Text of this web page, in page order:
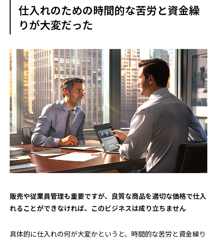
仕入れのための時間的な苦労と資金繰
りが大変だった
販売や従業員管理も重要ですが、良質な商品を適切な価格で仕入
れることができなければ、このビジネスは成り立ちません
具体的に仕入れの何が大変かというと、時間的な苦労と資金繰り